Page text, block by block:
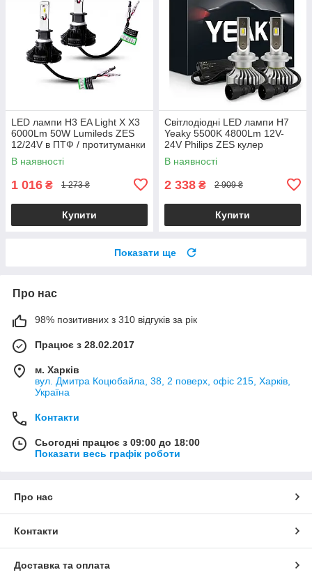
LED лампи H3 EA Light X X3
6000Lm 50W Lumileds ZES
12/24V в ПТФ / протитуманки
(2 шт.)
В наявності
1 016 ₴ 1 273 ₴
Купити
Світлодіодні LED лампи H7
Yeaky 5500K 4800Lm 12V-
24V Philips ZES кулер
головне світло авто
(комплект 2 шт.)
В наявності
2 338 ₴ 2 909 ₴
Купити
Показати ще
Про нас
98% позитивних з 310 відгуків за рік
Працює з 28.02.2017
м. Харків
вул. Дмитра Коцюбайла, 38, 2 поверх, офіс 215, Харків,
Україна
Контакти
Сьогодні працює з 09:00 до 18:00
Показати весь графік роботи
Про нас
Контакти
Доставка та оплата